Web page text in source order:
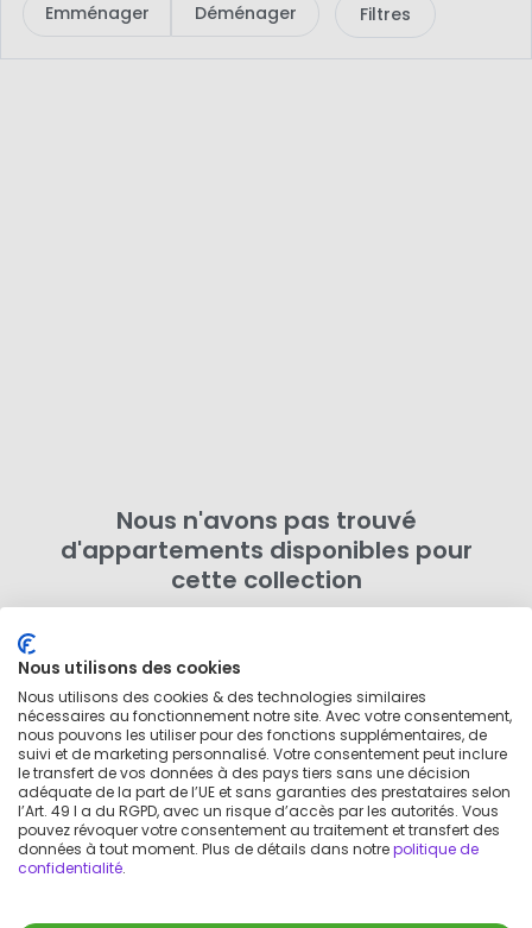
Emménager Déménager Filtres
Nous n'avons pas trouvé
d'appartements disponibles pour
cette collection
Autrement, rechercher plus de logements dans cette
zoneen dehors de cette collection.
Nous utilisons des cookies
Nous utilisons des cookies & des technologies similaires
nécessaires au fonctionnement notre site. Avec votre consentement,
nous pouvons les utiliser pour des fonctions supplémentaires, de
suivi et de marketing personnalisé. Votre consentement peut inclure
le transfert de vos données à des pays tiers sans une décision
adéquate de la part de l’UE et sans garanties des prestataires selon
l’Art. 49 I a du RGPD, avec un risque d’accès par les autorités. Vous
pouvez révoquer votre consentement au traitement et transfert des
données à tout moment. Plus de détails dans notrepolitique de
confidentialité.